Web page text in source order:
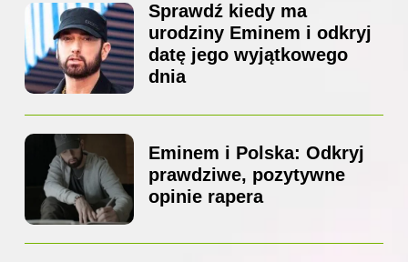
Sprawdź kiedy ma
urodziny Eminem i odkryj
datę jego wyjątkowego
dnia
Eminem i Polska: Odkryj
prawdziwe, pozytywne
opinie rapera